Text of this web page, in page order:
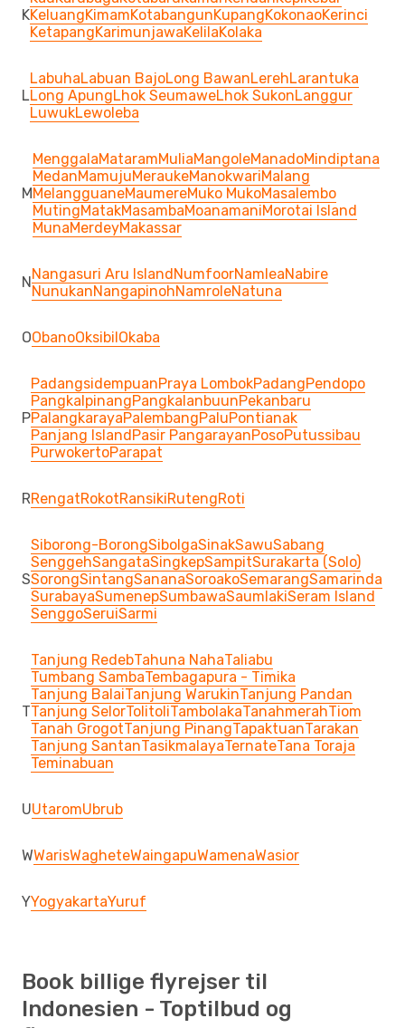
KKeluangKimamKotabangunKupangKokonaoKerinci
KetapangKarimunjawaKelilaKolaka
L
LabuhaLabuan BajoLong BawanLerehLarantuka
Long ApungLhok SeumaweLhok SukonLanggur
LuwukLewoleba
M
MenggalaMataramMuliaMangoleManadoMindiptana
MedanMamujuMeraukeManokwariMalang
MelangguaneMaumereMuko MukoMasalembo
MutingMatakMasambaMoanamaniMorotai Island
MunaMerdeyMakassar
N Nangasuri Aru IslandNumfoorNamleaNabire
NunukanNangapinohNamroleNatuna
OObanoOksibilOkaba
P
PadangsidempuanPraya LombokPadangPendopo
PangkalpinangPangkalanbuunPekanbaru
PalangkarayaPalembangPaluPontianak
Panjang IslandPasir PangarayanPosoPutussibau
PurwokertoParapat
RRengatRokotRansikiRutengRoti
S
Siborong-BorongSibolgaSinakSawuSabang
SenggehSangataSingkepSampitSurakarta (Solo)
SorongSintangSananaSoroakoSemarangSamarinda
SurabayaSumenepSumbawaSaumlakiSeram Island
SenggoSeruiSarmi
T
Tanjung RedebTahuna NahaTaliabu
Tumbang SambaTembagapura - Timika
Tanjung BalaiTanjung WarukinTanjung Pandan
Tanjung SelorTolitoliTambolakaTanahmerahTiom
Tanah GrogotTanjung PinangTapaktuanTarakan
Tanjung SantanTasikmalayaTernateTana Toraja
Teminabuan
UUtaromUbrub
WWarisWagheteWaingapuWamenaWasior
YYogyakartaYuruf
Book billige flyrejser til
Indonesien - Toptilbud og